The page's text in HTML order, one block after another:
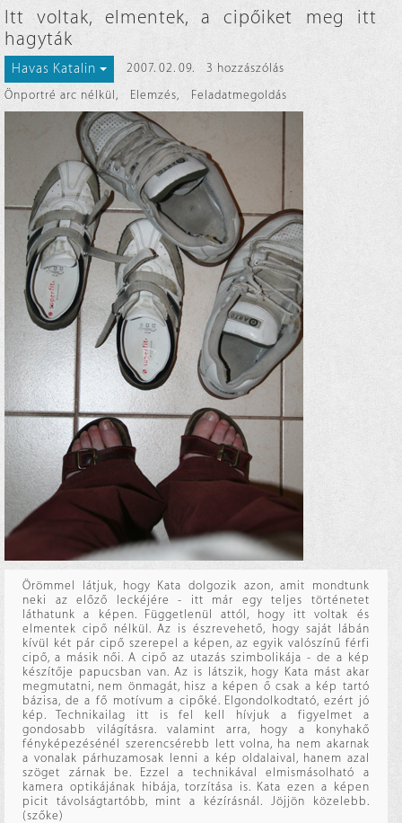
Itt voltak, elmentek, a cipőiket meg itt
hagyták
Havas Katalin 2007. 02. 09.
3 hozzászólás
Önportré arc nélkül , Elemzés, Feladatmegoldás
Örömmel látjuk, hogy Kata dolgozik azon, amit mondtunk
neki az előző leckéjére - itt már egy teljes történetet
láthatunk a képen. Függetlenül attól, hogy itt voltak és
elmentek cipő nélkül. Az is észrevehető, hogy saját lábán
kívül két pár cipő szerepel a képen, az egyik valószínű férfi
cipő, a másik női. A cipő az utazás szimbolikája - de a kép
készítője papucsban van. Az is látszik, hogy Kata mást akar
megmutatni, nem önmagát, hisz a képen ő csak a kép tartó
bázisa, de a fő motívum a cipőké. Elgondolkodtató, ezért jó
kép. Technikailag itt is fel kell hívjuk a figyelmet a
gondosabb világításra. valamint arra, hogy a konyhakő
fényképezésénél szerencsérebb lett volna, ha nem akarnak
a vonalak párhuzamosak lenni a kép oldalaival, hanem azal
szöget zárnak be. Ezzel a technikával elmismásolható a
kamera optikájának hibája, torzítása is. Kata ezen a képen
picit távolságtartóbb, mint a kézírásnál. Jöjjön közelebb.
(szőke)